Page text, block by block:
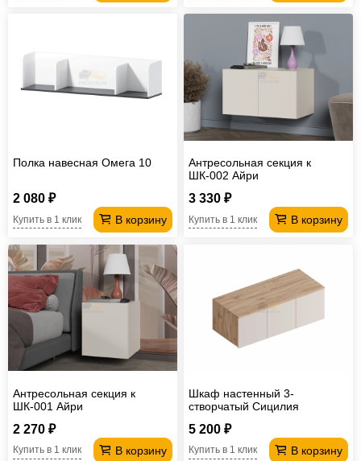
Полка навесная Омега 10
2 080 ₽
В корзину
Купить в 1 клик
Антресольная секция к
ШК-002 Айри
3 330 ₽
В корзину
Купить в 1 клик
Антресольная секция к
ШК-001 Айри
2 270 ₽
В корзину
Купить в 1 клик
Шкаф настенный 3-
створчатый Сицилия
5 200 ₽
В корзину
Купить в 1 клик